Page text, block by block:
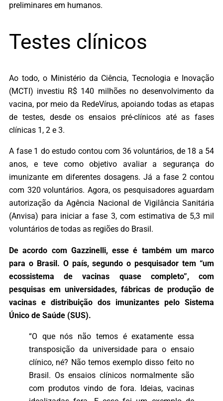
preliminares em humanos.
Testes clínicos
Ao todo, o Ministério da Ciência, Tecnologia e Inovação
(MCTI) investiu R$ 140 milhões no desenvolvimento da
vacina, por meio da RedeVírus, apoiando todas as etapas
de testes, desde os ensaios pré-clínicos até as fases
clínicas 1, 2 e 3.
A fase 1 do estudo contou com 36 voluntários, de 18 a 54
anos, e teve como objetivo avaliar a segurança do
imunizante em diferentes dosagens. Já a fase 2 contou
com 320 voluntários. Agora, os pesquisadores aguardam
autorização da Agência Nacional de Vigilância Sanitária
(Anvisa) para iniciar a fase 3, com estimativa de 5,3 mil
voluntários de todas as regiões do Brasil.
De acordo com Gazzinelli, esse é também um marco
para o Brasil. O país, segundo o pesquisador tem “um
ecossistema de vacinas quase completo”, com
pesquisas em universidades, fábricas de produção de
vacinas e distribuição dos imunizantes pelo Sistema
Único de Saúde (SUS).
“O que nós não temos é exatamente essa
transposição da universidade para o ensaio
clínico, né? Não temos exemplo disso feito no
Brasil. Os ensaios clínicos normalmente são
com produtos vindo de fora. Ideias, vacinas